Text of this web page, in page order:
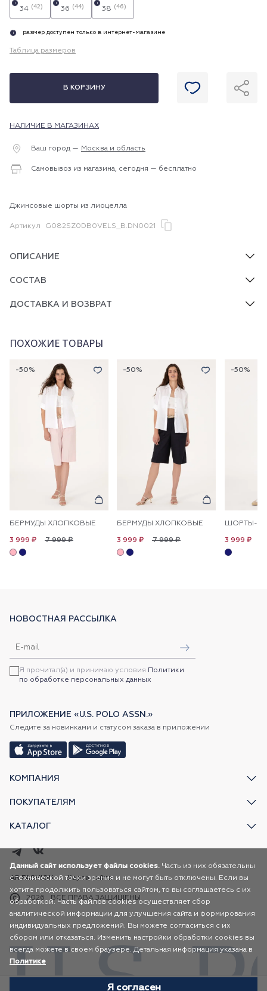
34 (42)
i
36 (44)
i
38 (46)
i
i размер доступен только в интернет-магазине
Таблица размеров
В КОРЗИНУ
НАЛИЧИЕ В МАГАЗИНАХ
Ваш город — Москва и область
Самовывоз из магазина, сегодня — бесплатно
Джинсовые шорты из лиоцелла
Артикул G082SZ0DB0VELS_B.DN0021
ОПИСАНИЕ
СОСТАВ
ДОСТАВКА И ВОЗВРАТ
ПОХОЖИЕ ТОВАРЫ
-50%
БЕРМУДЫ ХЛОПКОВЫЕ
7 999 ₽
3 999 ₽
-50%
БЕРМУДЫ ХЛОПКОВЫЕ
7 999 ₽
3 999 ₽
-50%
3 999 ₽
КОМПАНИЯ
ПОКУПАТЕЛЯМ
КАТАЛОГ
НОВОСТНАЯ РАССЫЛКА
Я прочитал(а) и принимаю условия Политики
по обработке персональных данных
ПРИЛОЖЕНИЕ «U.S. POLO ASSN.»
Следите за новинками и статусом заказа в приложении
2026 ВСЕ ПРАВА ЗАЩИЩЕНЫ
AR FASHION Карта сайта
Данный сайт использует файлы cookies. Часть из них обязательны
с технической точки зрения и не могут быть отключены. Если вы
хотите продолжить пользоваться сайтом, то вы соглашаетесь с их
обработкой. Часть файлов cookies осуществляет сбор
аналитической информации для улучшения сайта и формирования
индивидуальных предложений. Вы можете согласиться с их
сбором или отказаться. Изменить настройки обработки cookies вы
всегда можете в своем браузере. Детальная информация указана в
Политике
Я согласен